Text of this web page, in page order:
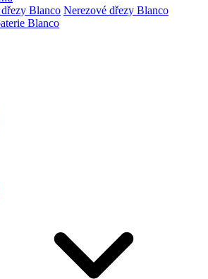
Blanco Nerezové dřezy Blanco
Blanco